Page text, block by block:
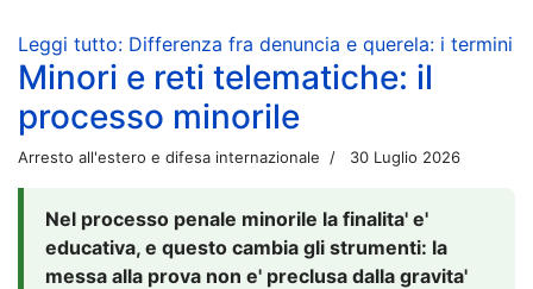
Leggi tutto: Differenza fra denuncia e querela: i termini
Minori e reti telematiche: il
processo minorile
Arresto all'estero e difesa internazionale 30 Luglio 2026
Nel processo penale minorile la finalita' e'
educativa, e questo cambia gli strumenti: la
messa alla prova non e' preclusa dalla gravita'